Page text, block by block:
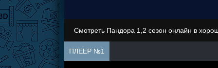
Смотреть Пандора 1,2 сезон онлайн в
ПЛЕЕР №1